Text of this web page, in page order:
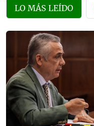
LO MÁS LEÍDO